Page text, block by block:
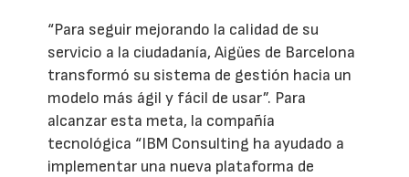
“Para seguir mejorando la calidad de su
servicio a la ciudadanía, Aigües de Barcelona
transformó su sistema de gestión hacia un
modelo más ágil y fácil de usar”. Para
alcanzar esta meta, la compañía
tecnológica “IBM Consulting ha ayudado a
implementar una nueva plataforma de